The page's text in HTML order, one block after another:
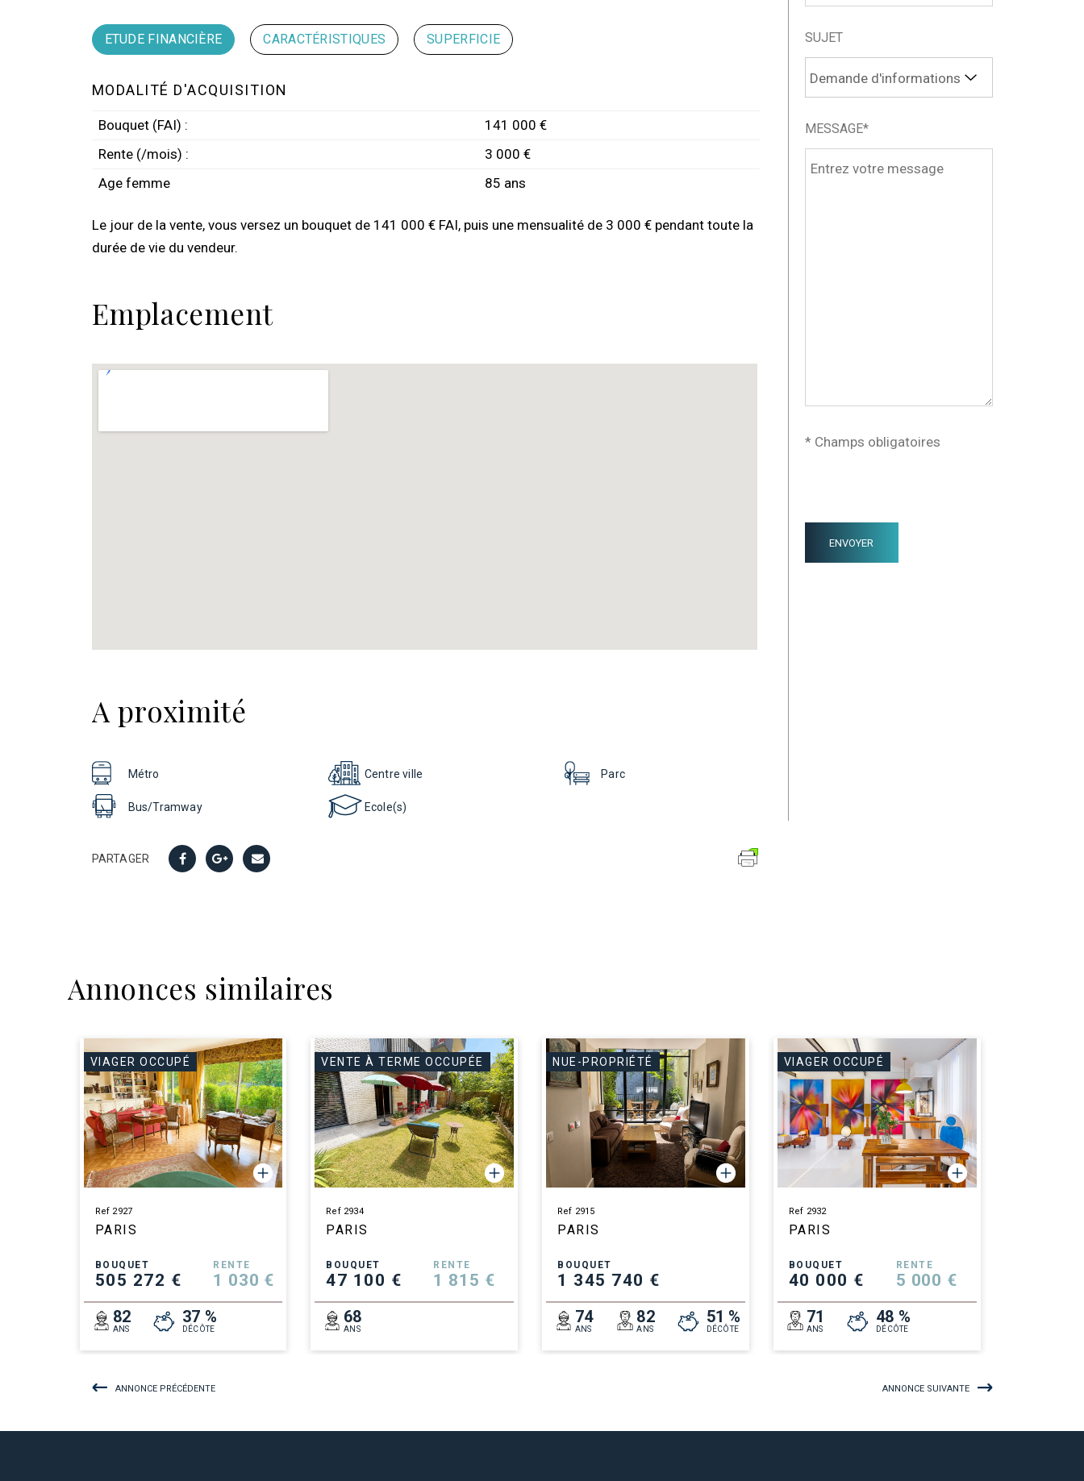
ETUDE FINANCIÈRE CARACTÉRISTIQUES SUPERFICIE
MODALITÉ D'ACQUISITION
Bouquet (FAI) :
141 000 €
Rente (/mois) :
3 000 €
Age femme
85 ans
Le jour de la vente, vous versez un bouquet de 141 000 € FAI, puis une mensualité de 3 000 € pendant toute la
durée de vie du vendeur.
Emplacement
A proximité
Métro
Bus/Tramway
Centre ville
Ecole(s)
Parc
SUJET
MESSAGE*
* Champs obligatoires
PARTAGER
Annonces similaires
VIAGER OCCUPÉ
Ref 2927
PARIS
BOUQUET
505 272 €
RENTE
1 030 €
82
ANS
37 %
DÉCÔTE
VENTE À TERME OCCUPÉE
Ref 2934
PARIS
BOUQUET
47 100 €
RENTE
1 815 €
68
ANS
NUE-PROPRIÉTÉ
Ref 2915
PARIS
BOUQUET
1 345 740 €
74
ANS
82
ANS
51 %
DÉCÔTE
VIAGER OCCUPÉ
Ref 2932
PARIS
BOUQUET
40 000 €
RENTE
5 000 €
71
ANS
48 %
DÉCÔTE
ANNONCE PRÉCÉDENTE ANNONCE SUIVANTE